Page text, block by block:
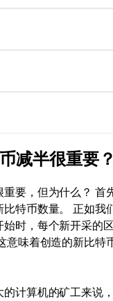
减半很重要？
重要，但为什么？ 首
特币数量。 正如我
时，每个新开采的
意味着创造的新比特
计算机的矿工来说